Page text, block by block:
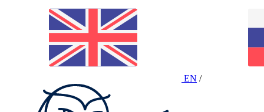
EN /